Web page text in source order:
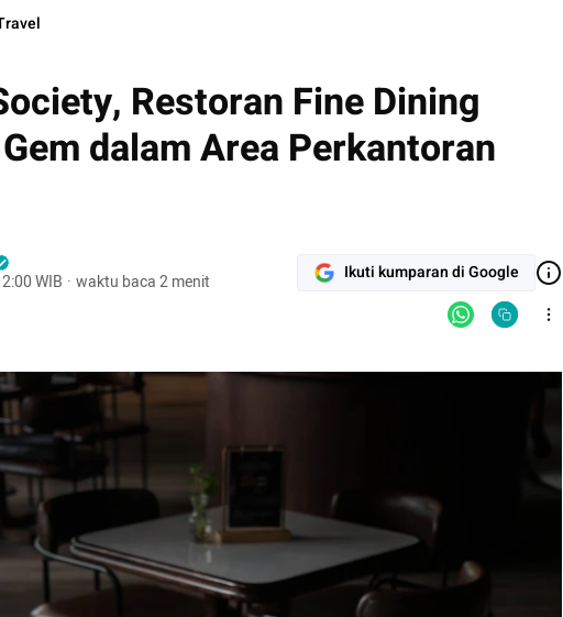
Restoran Fine Dining
dalam Area Perkantoran
WIB · waktu baca 2 menit Ikuti kumparan di Google